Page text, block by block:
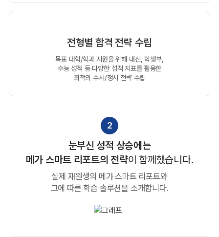
전형별 합격 전략 수립
목표 대학/학과 지원을 위해 내신, 학생부,
수능 성적 등 다양한 성적 지표를 활용한
최적의 수시/정시 전략 수립
2
눈부신 성적 상승에는
메가 스마트 리포트의 전략이 함께했습니다.
실제 재원생의 메가 스마트 리포트와
그에 따른 학습 솔루션을 소개합니다.